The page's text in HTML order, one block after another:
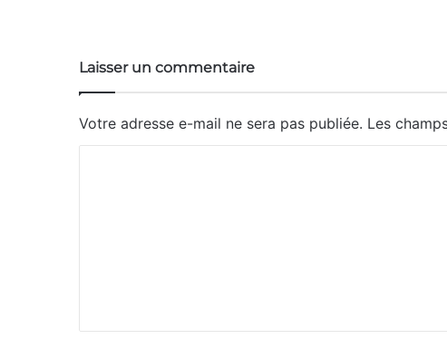
Laisser un commentaire
Votre adresse e-mail ne sera pas publiée. Les